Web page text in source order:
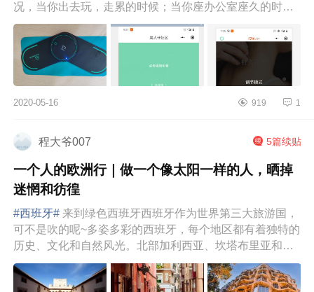
况，当你出去玩，走累的时候；当你座办公室座久的时候
亦或者是当你想要放松的时...
2020-05-16 919 1
程大爷007 5篇续贴
一个人的欧洲行｜做一个像太阳一样的人，晒掉
迷惘和彷徨
#西班牙# 来到绿色西班牙西班牙作为世界第三大旅游国，
可不是吹的呢~多姿多彩的西班牙，每个地区都有着独特的
历史、文化和自然风光。北部加利西亚、坎塔布里亚和巴
斯克地区优美的山地...